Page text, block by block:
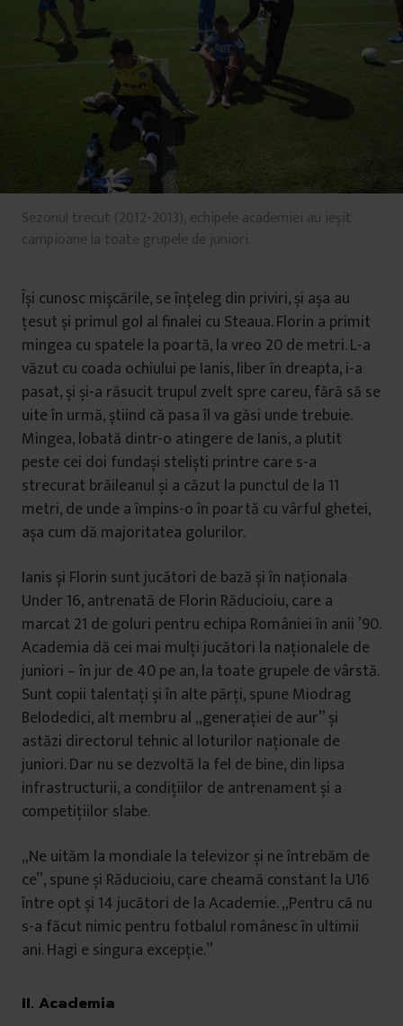
Sezonul trecut (2012-2013), echipele academiei au ieșit
campioane la toate grupele de juniori.
Își cunosc mișcările, se înțeleg din priviri, și așa au
țesut și primul gol al finalei cu Steaua. Florin a primit
mingea cu spatele la poartă, la vreo 20 de metri. L-a
văzut cu coada ochiului pe Ianis, liber în dreapta, i-a
pasat, și și-a răsucit trupul zvelt spre careu, fără să se
uite în urmă, știind că pasa îl va găsi unde trebuie.
Mingea, lobată dintr-o atingere de Ianis, a plutit
peste cei doi fundași steliști printre care s-a
strecurat brăileanul și a căzut la punctul de la 11
metri, de unde a împins-o în poartă cu vârful ghetei,
așa cum dă majoritatea golurilor.
Ianis și Florin sunt jucători de bază și în naționala
Under 16, antrenată de Florin Răducioiu, care a
marcat 21 de goluri pentru echipa României în anii ’90.
Academia dă cei mai mulți jucători la naționalele de
juniori – în jur de 40 pe an, la toate grupele de vârstă.
Sunt copii talentați și în alte părți, spune Miodrag
Belodedici, alt membru al „generației de aur” și
astăzi directorul tehnic al loturilor naționale de
juniori. Dar nu se dezvoltă la fel de bine, din lipsa
infrastructurii, a condițiilor de antrenament și a
competițiilor slabe.
„Ne uităm la mondiale la televizor și ne întrebăm de
ce”, spune și Răducioiu, care cheamă constant la U16
între opt și 14 jucători de la Academie. „Pentru că nu
s-a făcut nimic pentru fotbalul românesc în ultimii
ani. Hagi e singura excepție.”
II. Academia